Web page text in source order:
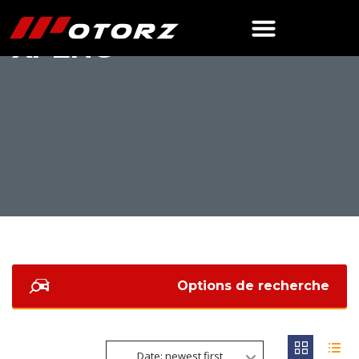
XPENG
Options de recherche
Date: newest first